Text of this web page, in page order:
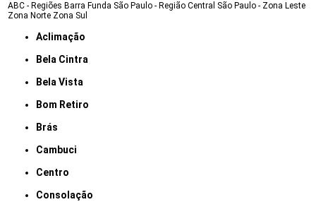
ABC - Regiões Barra Funda São Paulo - Região Central São Paulo - Zona Leste
Zona Norte Zona Sul
Aclimação
Bela Cintra
Bela Vista
Bom Retiro
Brás
Cambuci
Centro
Consolação